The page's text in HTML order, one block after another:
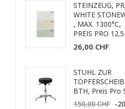
STEINZEUG,
WHITE
, MAX. 1300°C,
PREIS PRO
26,00 CHF
STUHL ZUR
BTH, Preis Pro
150,00 CHF -